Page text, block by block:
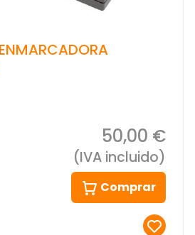
50,00 €
(IVA incluido)
Comprar